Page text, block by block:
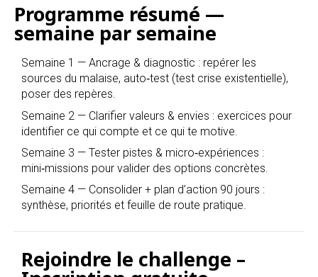
Programme résumé —
semaine par semaine
Semaine 1 — Ancrage & diagnostic : repérer les
sources du malaise, auto‑test (test crise existentielle),
poser des repères.
Semaine 2 — Clarifier valeurs & envies : exercices pour
identifier ce qui compte et ce qui te motive.
Semaine 3 — Tester pistes & micro‑expériences :
mini‑missions pour valider des options concrètes.
Semaine 4 — Consolider + plan d’action 90 jours :
synthèse, priorités et feuille de route pratique.
Rejoindre le challenge –